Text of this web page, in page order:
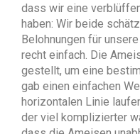
dass wir eine
haben: Wir beide
Belohnungen für
recht einfach. Die
gestellt, um eine
gab einen einfachen
horizontalen Linie
der viel komplizierter